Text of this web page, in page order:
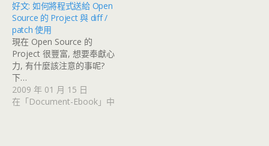
好文: 如何將程式送給 Open
Source 的 Project 與 diff /
patch 使用
現在 Open Source 的
Project 很豐富, 想要奉獻心
力, 有什麼該注意的事呢?
下…
2009 年 01 月 15 日
在「Document-Ebook」中